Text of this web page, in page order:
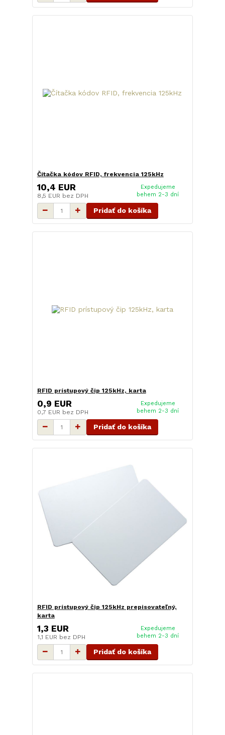
Čítačka kódov RFID, frekvencia 125kHz
10,4 EUR
8,5 EUR bez DPH
Expedujeme
behem 2-3 dní
Pridať do košíka
RFID prístupový čip 125kHz, karta
0,9 EUR
0,7 EUR bez DPH
Expedujeme
behem 2-3 dní
Pridať do košíka
RFID prístupový čip 125kHz prepisovateľný,
karta
1,3 EUR
1,1 EUR bez DPH
Expedujeme
behem 2-3 dní
Pridať do košíka